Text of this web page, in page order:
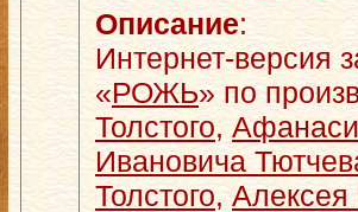
Описание:
Интернет-версия
«РОЖЬ» по
Толстого,
Ивановича
Толстого, Алексея